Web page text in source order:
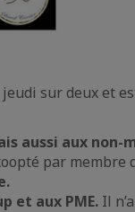
sur deux et
aussi aux non-
par membre
et aux PME. Il